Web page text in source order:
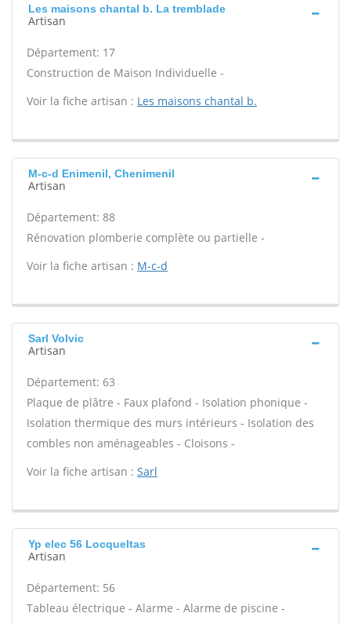
Les maisons chantal b. La tremblade
Artisan
Département: 17
Construction de Maison Individuelle -
Voir la fiche artisan : Les maisons chantal b.
M-c-d Enimenil, Chenimenil
Artisan
Département: 88
Rénovation plomberie complète ou partielle -
Voir la fiche artisan : M-c-d
Sarl Volvic
Artisan
Département: 63
Plaque de plâtre - Faux plafond - Isolation phonique -
Isolation thermique des murs intérieurs - Isolation des
combles non aménageables - Cloisons -
Voir la fiche artisan : Sarl
Yp elec 56 Locqueltas
Artisan
Département: 56
Tableau électrique - Alarme - Alarme de piscine -